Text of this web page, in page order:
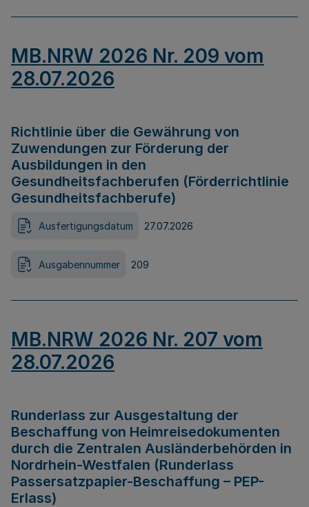
MB.NRW 2026 Nr. 209 vom
28.07.2026
Richtlinie über die Gewährung von
Zuwendungen zur Förderung der
Ausbildungen in den
Gesundheitsfachberufen (Förderrichtlinie
Gesundheitsfachberufe)
Ausfertigungsdatum 27.07.2026
Ausgabennummer 209
MB.NRW 2026 Nr. 207 vom
28.07.2026
Runderlass zur Ausgestaltung der
Beschaffung von Heimreisedokumenten
durch die Zentralen Ausländerbehörden in
Nordrhein-Westfalen (Runderlass
Passersatzpapier-Beschaffung – PEP-
Erlass)